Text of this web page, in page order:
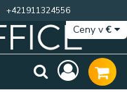
+421911324556
Ceny v€